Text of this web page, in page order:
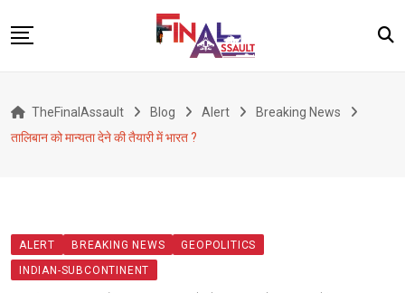
to
War
Alert
TheFinalAssault Blog Alert
Breaking News
तालिबान को मान्यता देने की तैयारी में भारत ?
ALERT BREAKING NEWS
GEOPOLITICS
INDIAN-SUBCONTINENT